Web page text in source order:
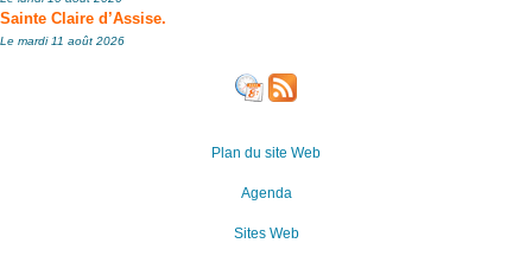
Sainte Claire d’Assise.
Le mardi 11 août 2026
Plan du site Web
Agenda
Sites Web